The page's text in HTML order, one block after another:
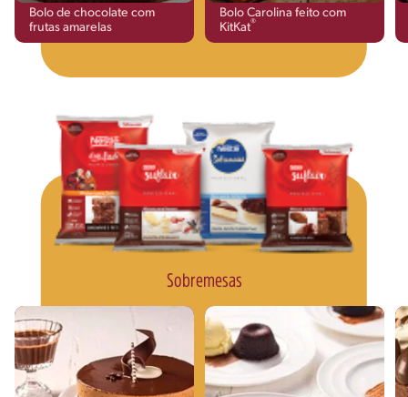
Bolo de chocolate com
frutas amarelas
Bolo Carolina feito com
KitKat®
Sobremesas